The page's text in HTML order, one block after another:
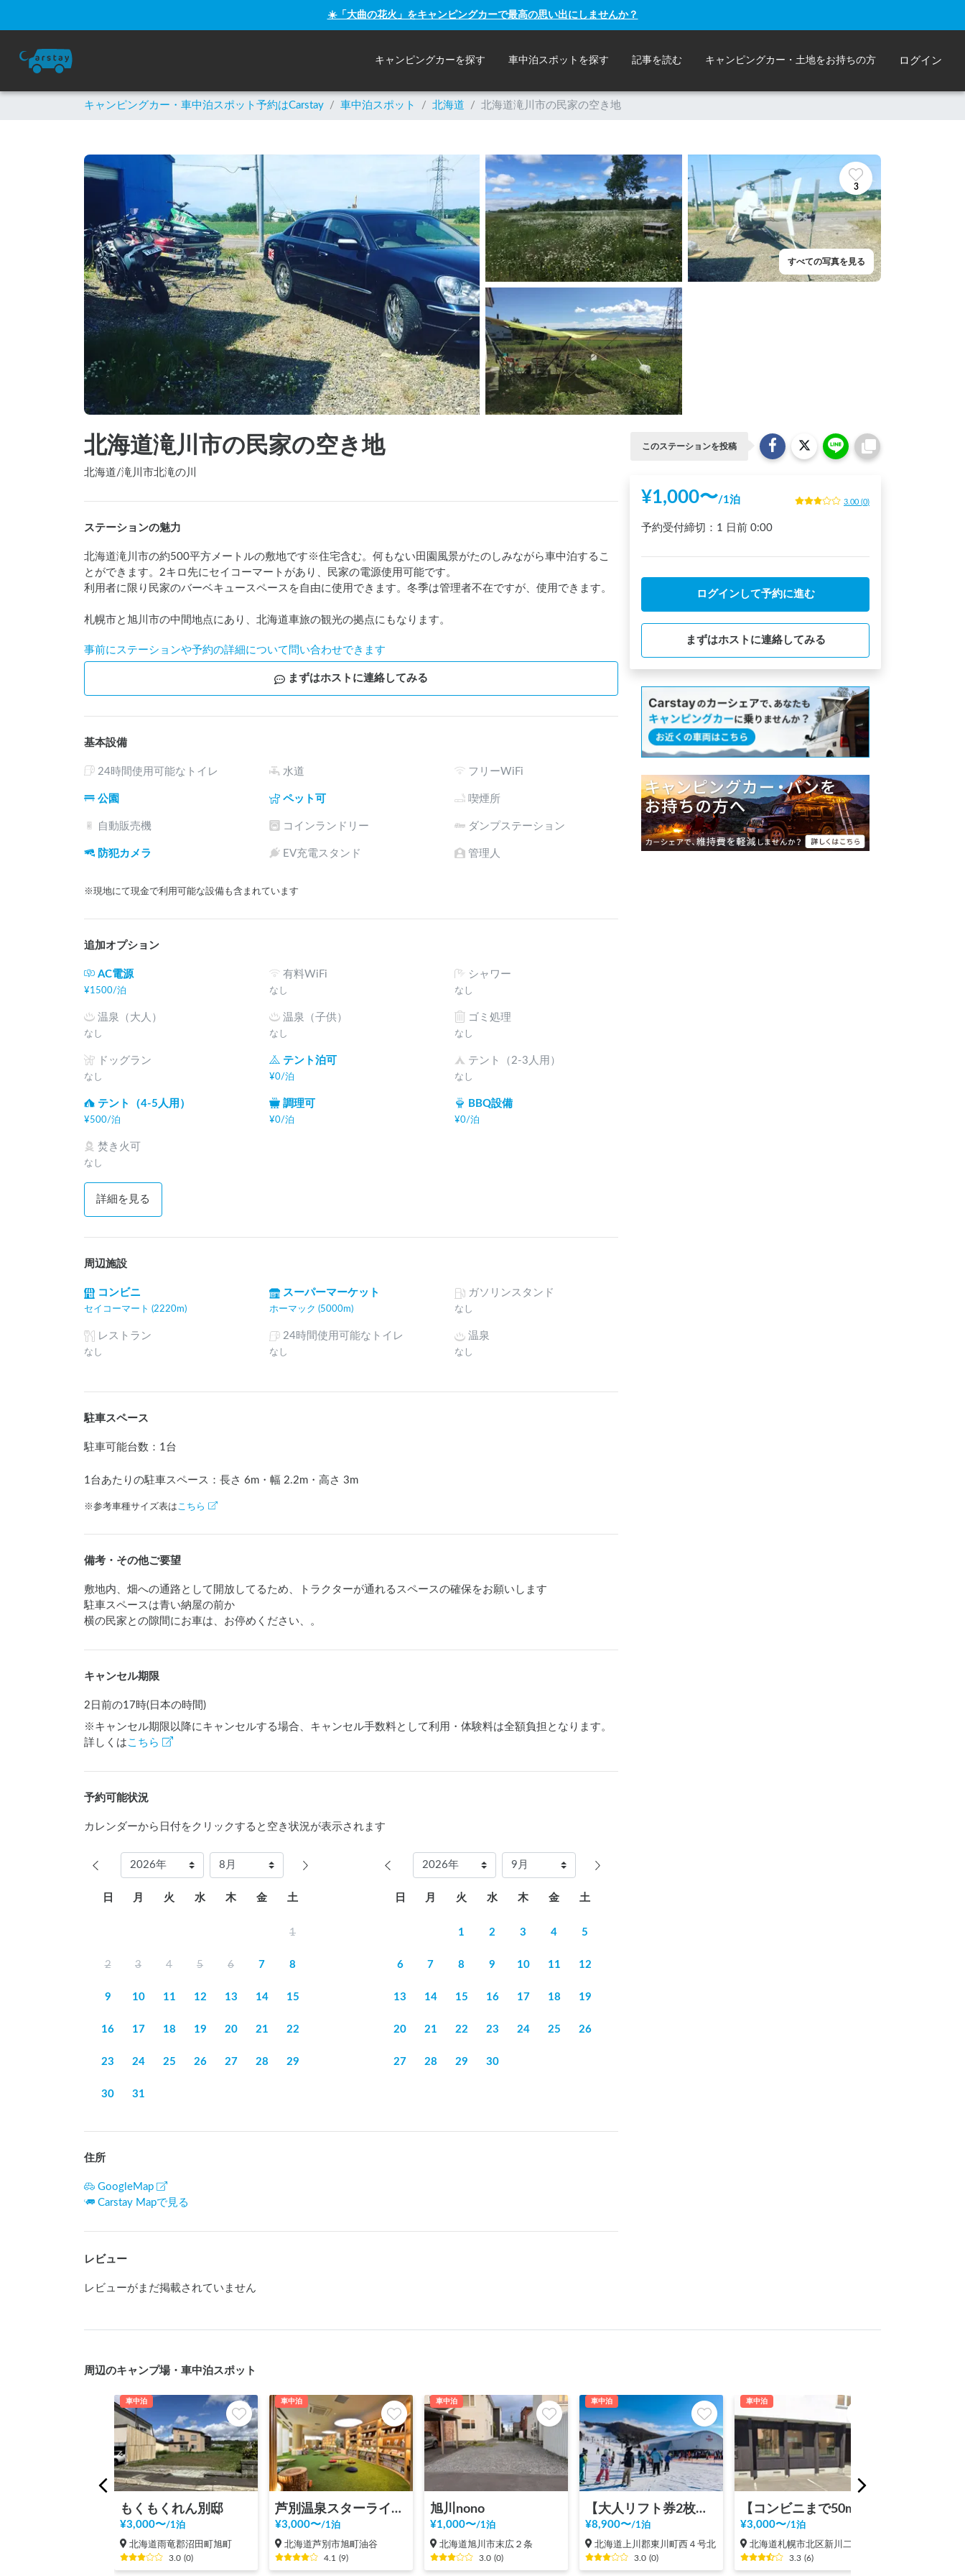
☀️「大曲の花火」をキャンピングカーで最高の思い出にしませんか？
キャンピングカーを探す 車中泊スポットを探す 記事を読む キャンピングカー・土地をお持ちの方 ログイン
キャンピングカー・車中泊スポット予約はCarstay / 車中泊スポット / 北海道 / 北海道滝川市の民家の空き地
3
すべての写真を見る
北海道滝川市の民家の空き地
北海道/滝川市北滝の川
ステーションの魅力
北海道滝川市の約500平方メートルの敷地です※住宅含む。何もない田園風景がたのしみながら車中泊するこ
とができます。2キロ先にセイコーマートがあり、民家の電源使用可能です。
利用者に限り民家のバーベキュースペースを自由に使用できます。冬季は管理者不在ですが、使用できます。
札幌市と旭川市の中間地点にあり、北海道車旅の観光の拠点にもなります。
事前にステーションや予約の詳細について問い合わせできます
まずはホストに連絡してみる
基本設備
24時間使用可能なトイレ 水道 フリーWiFi
公園 ペット可 喫煙所
自動販売機 コインランドリー ダンプステーション
防犯カメラ EV充電スタンド 管理人
※現地にて現金で利用可能な設備も含まれています
追加オプション
AC電源
¥1500/泊
有料WiFi
なし
シャワー
なし
温泉（大人）
なし
温泉（子供）
なし
ゴミ処理
なし
ドッグラン
なし
テント泊可
¥0/泊
テント（2-3人用）
なし
テント（4-5人用）
¥500/泊
調理可
¥0/泊
BBQ設備
¥0/泊
焚き火可
なし
詳細を見る
周辺施設
コンビニ
セイコーマート (2220m)
スーパーマーケット
ホーマック (5000m)
ガソリンスタンド
なし
レストラン
なし
24時間使用可能なトイレ
なし
温泉
なし
駐車スペース
駐車可能台数 ： 1台
1台あたりの駐車スペース：長さ 6m ・幅 2.2m ・高さ 3m
※参考車種サイズ表はこちら
備考・その他ご要望
敷地内、畑への通路として開放してるため、トラクターが通れるスペースの確保をお願いします
駐車スペースは青い納屋の前か
横の民家との隙間にお車は、お停めください、。
キャンセル期限
2日前の17時(日本の時間)
※キャンセル期限以降にキャンセルする場合、キャンセル手数料として利用・体験料は全額負担となります。
詳しくは こちら
予約可能状況
カレンダーから日付をクリックすると空き状況が表示されます
日 月 火 水 木 金 土
1
2 3 4 5 6 7 8
9 10 11 12 13 14 15
16 17 18 19 20 21 22
23 24 25 26 27 28 29
30 31
日 月 火 水 木 金 土
1 2 3 4 5
6 7 8 9 10 11 12
13 14 15 16 17 18 19
20 21 22 23 24 25 26
27 28 29 30
住所
GoogleMap
Carstay Mapで見る
レビュー
レビューがまだ掲載されていません
このステーションを投稿
¥1,000〜/1泊 3.00 (0)
予約受付締切： 1 日前 0:00
ログインして予約に進む
まずはホストに連絡してみる
周辺のキャンプ場・車中泊スポット
車中泊
もくもくれん別邸
¥3,000〜/1泊
北海道雨竜郡沼田町旭町
3.0 (0)
車中泊
芦別温泉スターライトホテル＆おふろcafé星遊館
¥3,000〜/1泊
北海道芦別市旭町油谷
4.1 (9)
車中泊
旭川nono
¥1,000〜/1泊
北海道旭川市末広２条
3.0 (0)
車中泊
【大人リフト券2枚込み】キャンモア・スキービレッジ
¥8,900〜/1泊
北海道上川郡東川町西４号北
3.0 (0)
車中泊
¥3,000〜/1泊
北海道札幌市北区新川二条
3.3 (6)